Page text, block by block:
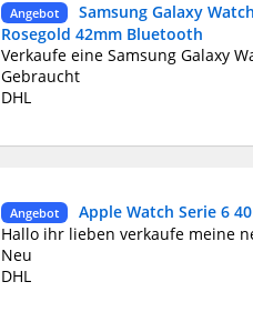
Angebot
Samsung Galaxy Watch
Rosegold 42mm Bluetooth
Gebraucht
DHL
Angebot
Apple Watch Serie 6
Neu
DHL